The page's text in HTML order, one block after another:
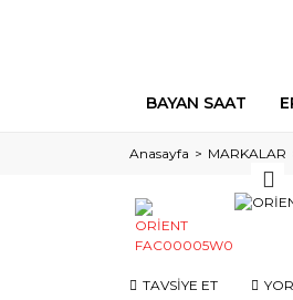
BAYAN SAAT
Anasayfa MARKALAR
TAVSİYE ET